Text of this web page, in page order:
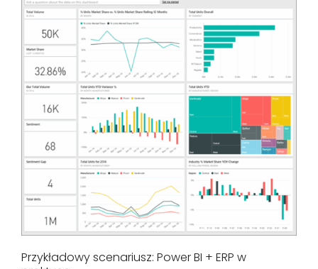
Przykładowy scenariusz: Power BI + ERP w